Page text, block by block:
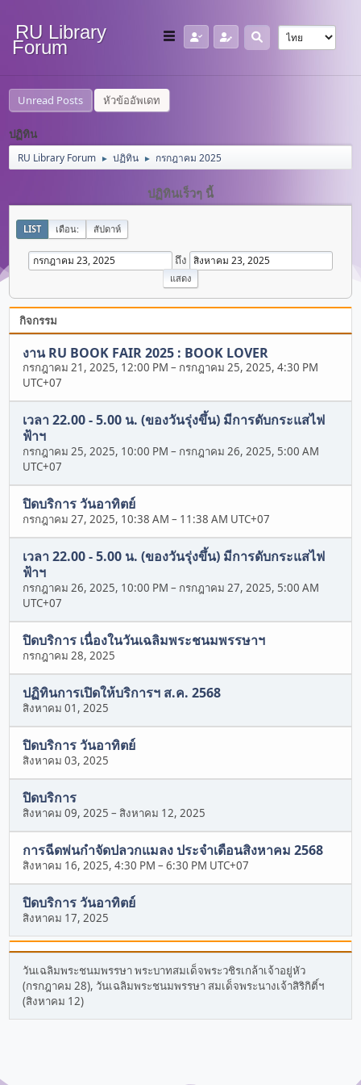
RU Library
Forum
Unread Posts หัวข้ออัพเดท
ปฏิทิน
RU Library Forum ► ปฏิทิน ► กรกฎาคม 2025
ปฏิทินเร็วๆ นี้
LIST เดือน: สัปดาห์
ถึง
กิจกรรม
งาน RU BOOK FAIR 2025 : BOOK LOVER
กรกฎาคม 21, 2025, 12:00 PM – กรกฎาคม 25, 2025, 4:30 PM
UTC+07
เวลา 22.00 - 5.00 น. (ของวันรุ่งขึ้น) มีการดับกระแสไฟ
ฟ้าฯ
กรกฎาคม 25, 2025, 10:00 PM – กรกฎาคม 26, 2025, 5:00 AM
UTC+07
ปิดบริการ วันอาทิตย์
กรกฎาคม 27, 2025, 10:38 AM – 11:38 AM UTC+07
เวลา 22.00 - 5.00 น. (ของวันรุ่งขึ้น) มีการดับกระแสไฟ
ฟ้าฯ
กรกฎาคม 26, 2025, 10:00 PM – กรกฎาคม 27, 2025, 5:00 AM
UTC+07
ปิดบริการ เนื่องในวันเฉลิมพระชนมพรรษาฯ
กรกฎาคม 28, 2025
ปฏิทินการเปิดให้บริการฯ ส.ค. 2568
สิงหาคม 01, 2025
ปิดบริการ วันอาทิตย์
สิงหาคม 03, 2025
ปิดบริการ
สิงหาคม 09, 2025 – สิงหาคม 12, 2025
การฉีดพ่นกำจัดปลวกแมลง ประจำเดือนสิงหาคม 2568
สิงหาคม 16, 2025, 4:30 PM –6:30 PM UTC+07
ปิดบริการ วันอาทิตย์
สิงหาคม 17, 2025
วันเฉลิมพระชนมพรรษา พระบาทสมเด็จพระวชิรเกล้าเจ้าอยู่หัว
(กรกฎาคม 28), วันเฉลิมพระชนมพรรษา สมเด็จพระนางเจ้าสิริกิติ์ฯ
(สิงหาคม 12)